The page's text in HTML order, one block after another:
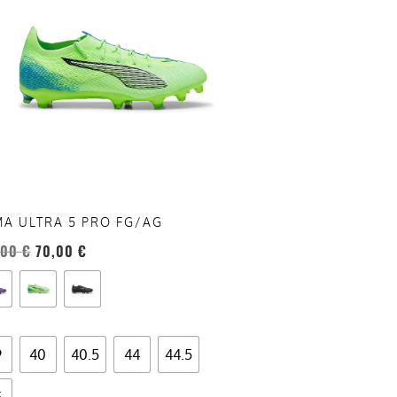
ULTRA 5 PRO FG/AG
€ 70,00 €
40 40.5 44 44.5